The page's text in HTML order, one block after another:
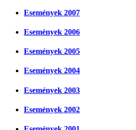
Események 2007
Események 2006
Események 2005
Események 2004
Események 2003
Események 2002